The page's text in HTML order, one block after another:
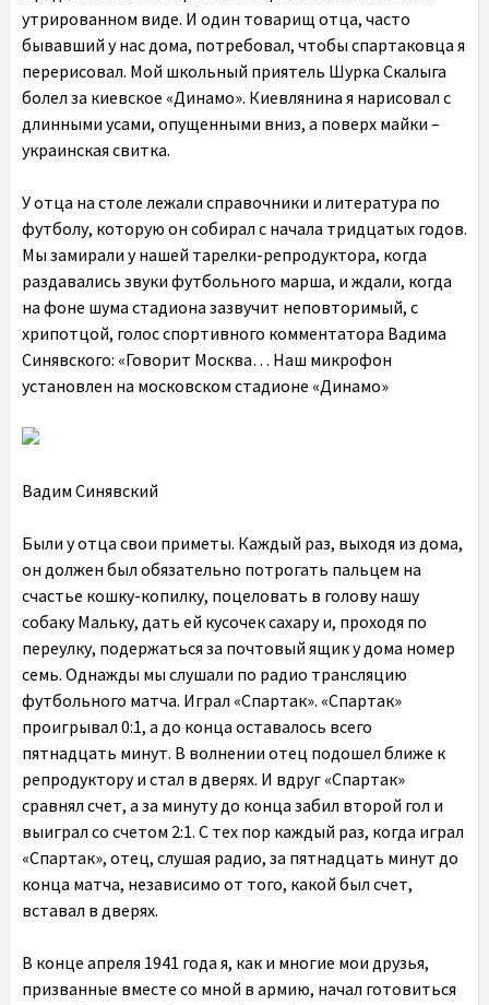
утрированном виде. И один товарищ отца, часто
бывавший у нас дома, потребовал, чтобы спартаковца я
перерисовал. Мой школьный приятель Шурка Скалыга
болел за киевское «Динамо». Киевлянина я нарисовал с
длинными усами, опущенными вниз, а поверх майки –
украинская свитка.
У отца на столе лежали справочники и литература по
футболу, которую он собирал с начала тридцатых годов.
Мы замирали у нашей тарелки-репродуктора, когда
раздавались звуки футбольного марша, и ждали, когда
на фоне шума стадиона зазвучит неповторимый, с
хрипотцой, голос спортивного комментатора Вадима
Синявского: «Говорит Москва… Наш микрофон
установлен на московском стадионе «Динамо»
Вадим Синявский
Были у отца свои приметы. Каждый раз, выходя из дома,
он должен был обязательно потрогать пальцем на
счастье кошку-копилку, поцеловать в голову нашу
собаку Мальку, дать ей кусочек сахару и, проходя по
переулку, подержаться за почтовый ящик у дома номер
семь. Однажды мы слушали по радио трансляцию
футбольного матча. Играл «Спартак». «Спартак»
проигрывал 0:1, а до конца оставалось всего
пятнадцать минут. В волнении отец подошел ближе к
репродуктору и стал в дверях. И вдруг «Спартак»
сравнял счет, а за минуту до конца забил второй гол и
выиграл со счетом 2:1. С тех пор каждый раз, когда играл
«Спартак», отец, слушая радио, за пятнадцать минут до
конца матча, независимо от того, какой был счет,
вставал в дверях.
В конце апреля 1941 года я, как и многие мои друзья,
призванные вместе со мной в армию, начал готовиться